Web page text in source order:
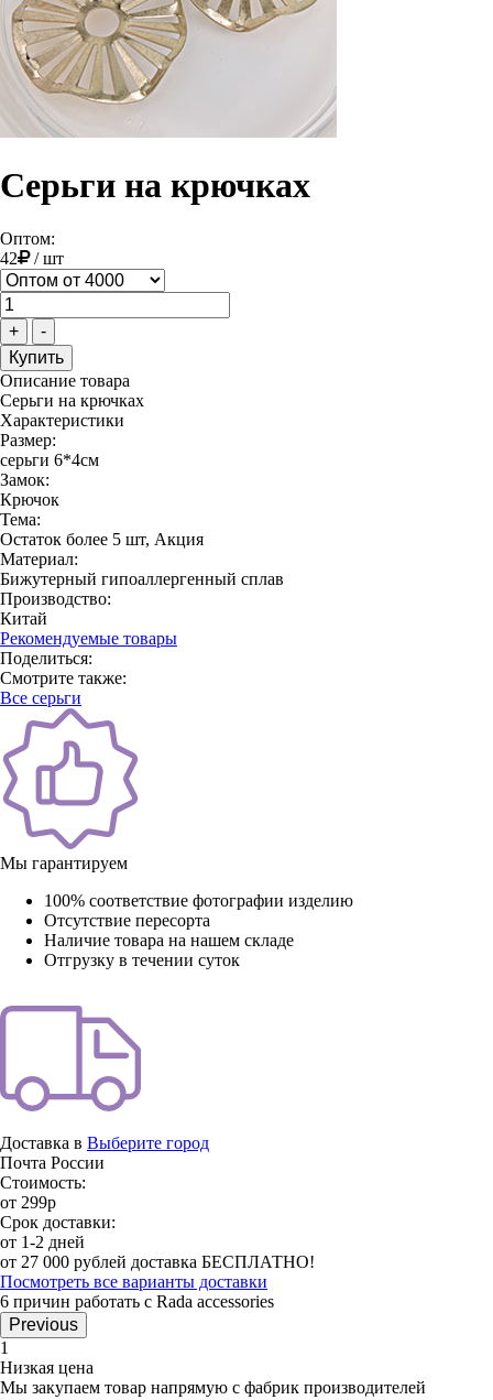
Серьги на крючках
Оптом:
42
/шт
+ -
Описание товара
Серьги на крючках
Характеристики
Размер:
серьги 6*4см
Замок:
Крючок
Тема:
Остаток более 5 шт, Акция
Материал:
Бижутерный гипоаллергенный сплав
Производство:
Китай
Рекомендуемые товары
Поделиться:
Смотрите также:
Все серьги
Мы гарантируем
100% соответствие фотографии изделию
Отсутствие пересорта
Наличие товара на нашем складе
Отгрузку в течении суток
Доставка в Выберите город
Почта России
Стоимость:
от 299р
Срок доставки:
от 1-2 дней
от 27 000 рублей доставка БЕСПЛАТНО!
Посмотреть все варианты доставки
6 причин работать с Rada accessories
Previous
1
Низкая цена
Мы закупаем товар напрямую с фабрик производителей